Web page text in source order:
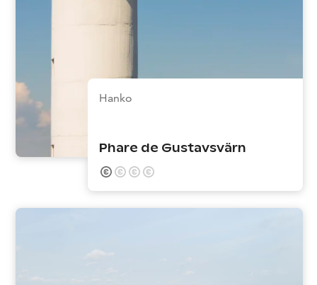
Hanko
Phare de Gustavsvärn